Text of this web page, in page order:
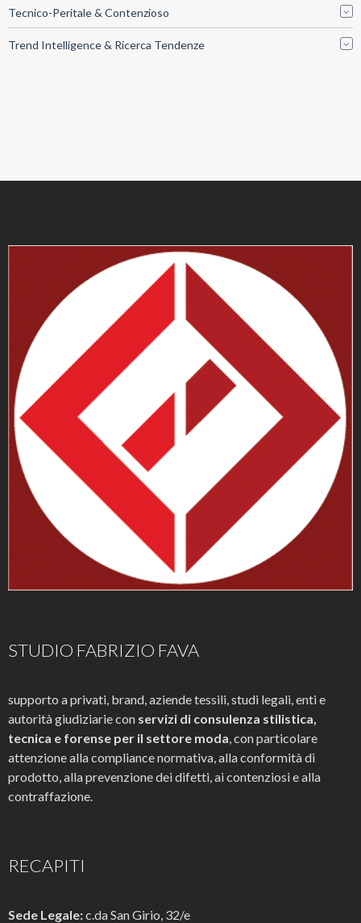
Tecnico-Peritale & Contenzioso
Trend Intelligence & Ricerca Tendenze
STUDIO FABRIZIO FAVA
supporto a privati, brand, aziende tessili, studi legali, enti e
autorità giudiziarie con servizi di consulenza stilistica,
tecnica e forense per il settore moda , con particolare
attenzione alla compliance normativa, alla conformità di
prodotto, alla prevenzione dei difetti, ai contenziosi e alla
contraffazione.
RECAPITI
Sede Legale:c.da San Girio, 32/e